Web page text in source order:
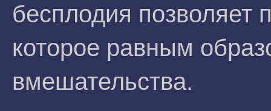
бесплодия позволяет
которое равным
вмешательства.